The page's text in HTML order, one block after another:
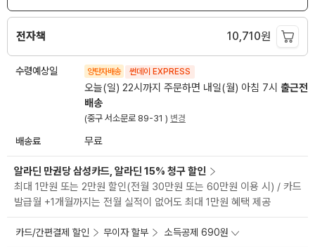
전자책 10,710원
수령예상일 양탄자배송 썬데이 EXPRESS
오늘(일) 22시까지 주문하면 내일(월) 아침 7시 출근전
배송
(중구 서소문로 89-31 ) 변경
배송료 무료
알라딘 만권당 삼성카드, 알라딘 15% 청구 할인
최대 1만원 또는 2만원 할인(전월 30만원 또는 60만원 이용 시) / 카드
발급월 +1개월까지는 전월 실적이 없어도 최대 1만원 혜택 제공
카드/간편결제 할인 무이자 할부 소득공제 690원